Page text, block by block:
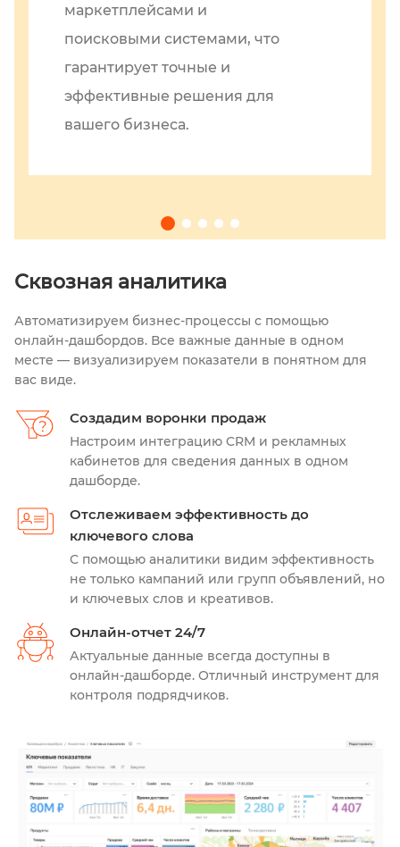
маркетплейсами и
поисковыми системами, что
гарантирует точные и
эффективные решения для
вашего бизнеса.
Сквозная аналитика
Автоматизируем бизнес-процессы с помощью
онлайн-дашбордов. Все важные данные в одном
месте — визуализируем показатели в понятном для
вас виде.
Создадим воронки продаж
Настроим интеграцию CRM и рекламных
кабинетов для сведения данных в одном
дашборде.
Отслеживаем эффективность до
ключевого слова
С помощью аналитики видим эффективность
не только кампаний или групп объявлений, но
и ключевых слов и креативов.
Онлайн-отчет 24/7
Актуальные данные всегда доступны в
онлайн-дашборде. Отличный инструмент для
контроля подрядчиков.